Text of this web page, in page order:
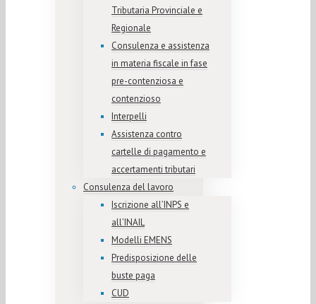
Tributaria Provinciale e
Regionale
Consulenza e assistenza
in materia fiscale in fase
pre-contenziosa e
contenzioso
Interpelli
Assistenza contro
cartelle di pagamento e
accertamenti tributari
Consulenza del lavoro
Iscrizione all’INPS e
all’INAIL
Modelli EMENS
Predisposizione delle
buste paga
CUD